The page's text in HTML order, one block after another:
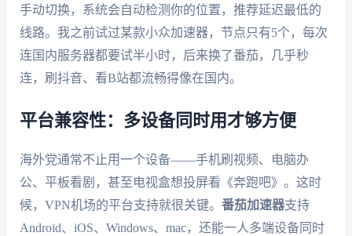
手动切换，系统会自动检测你的位置，推荐延迟最低的
线路。我之前试过某款小众加速器，节点只有5个，每次
连国内服务器都要试半小时，后来换了番茄，几乎秒
连，刷抖音、看B站都流畅得像在国内。
平台兼容性：多设备同时用才够方便
海外党通常不止用一个设备——手机刷视频、电脑办
公、平板看剧，甚至电视盒想投屏看《奔跑吧》。这时
候，VPN机场的平台支持就很关键。 番茄加速器支持
Android、iOS、Windows、mac，还能一人多端设备同时